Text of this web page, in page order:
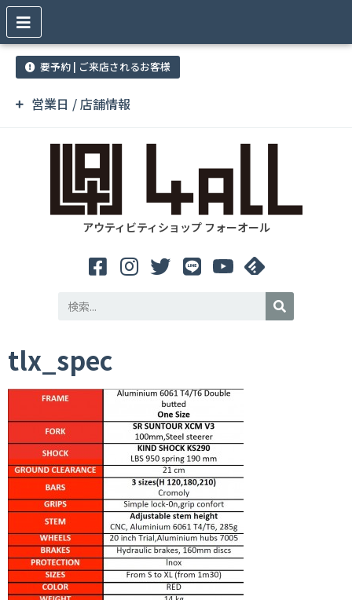
営業日 / 店舗情報
要予約 | ご来店されるお客様
アウティビティショップ フォーオール
tlx_spec